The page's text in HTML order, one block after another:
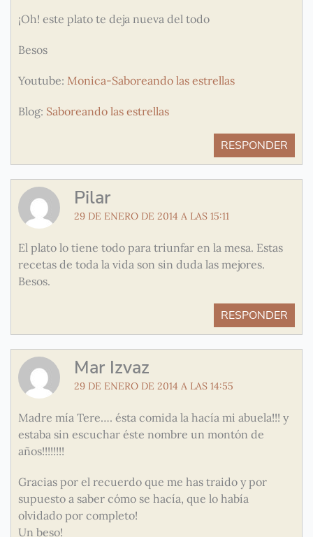
¡Oh! este plato te deja nueva del todo
Besos
Youtube: Monica-Saboreando las estrellas
Blog: Saboreando las estrellas
RESPONDER
Pilar
29 DE ENERO DE 2014 A LAS 15:11
El plato lo tiene todo para triunfar en la mesa. Estas
recetas de toda la vida son sin duda las mejores.
Besos.
RESPONDER
Mar Izvaz
29 DE ENERO DE 2014 A LAS 14:55
Madre mía Tere…. ésta comida la hacía mi abuela!!! y
estaba sin escuchar éste nombre un montón de
años!!!!!!!!
Gracias por el recuerdo que me has traido y por
supuesto a saber cómo se hacía, que lo había
olvidado por completo!
Un beso!